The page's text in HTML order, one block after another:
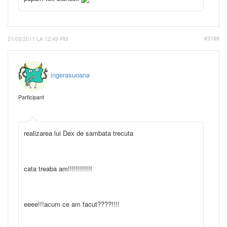
21/03/2011 LA 12:49 PM #3189
ingerasuoana
Participant
realizarea lui Dex de sambata trecuta
cata treaba am!!!!!!!!!!!!
eeee!!!acum ce am facut????!!!!